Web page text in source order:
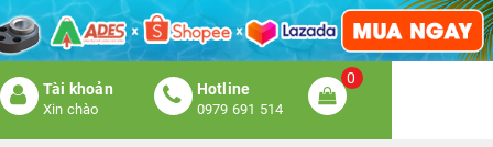
Tài khoản
Xin chào
Hotline
0979 691 514
0